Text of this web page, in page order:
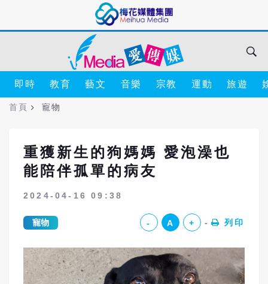
即時 教育 藝文 音樂 宗教 運動 旅遊
首頁 寵物
重獲新生的狗媽媽 愛泡澡也
能陪伴孤單的病友
2024-04-16 09:38
寵物 - A + 列印